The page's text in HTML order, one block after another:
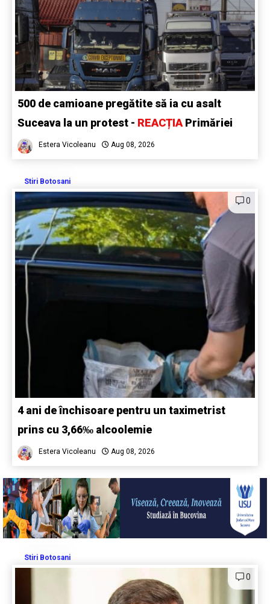
500 de camioane pregătite să ia cu asalt
Suceava la un protest - REACȚIAPrimăriei
Estera Vicoleanu Aug 08, 2026
Stiri Botosani
0
4 ani de închisoare pentru un taximetrist
prins cu 3,66‰ alcoolemie
Estera Vicoleanu Aug 08, 2026
Stiri Botosani
0